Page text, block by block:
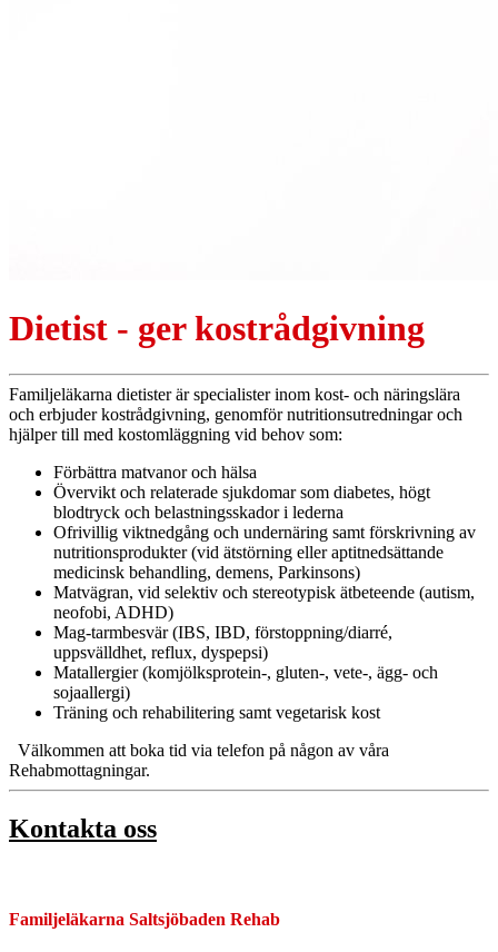
Dietist - ger kostrådgivning
Familjeläkarna dietister är specialister inom kost- och näringslära
och erbjuder kostrådgivning, genomför nutritionsutredningar och
hjälper till med kostomläggning vid behov som:
Förbättra matvanor och hälsa
Övervikt och relaterade sjukdomar som diabetes, högt
blodtryck och belastningsskador i lederna
Ofrivillig viktnedgång och undernäring samt förskrivning av
nutritionsprodukter (vid ätstörning eller aptitnedsättande
medicinsk behandling, demens, Parkinsons)
Matvägran, vid selektiv och stereotypisk ätbeteende (autism,
neofobi, ADHD)
Mag-tarmbesvär (IBS, IBD, förstoppning/diarré,
uppsvälldhet, reflux, dyspepsi)
Matallergier (komjölksprotein-, gluten-, vete-, ägg- och
sojaallergi)
Träning och rehabilitering samt vegetarisk kost
Välkommen att boka tid via telefon på någon av våra
Rehabmottagningar.
Kontakta oss
Familjeläkarna Saltsjöbaden Rehab